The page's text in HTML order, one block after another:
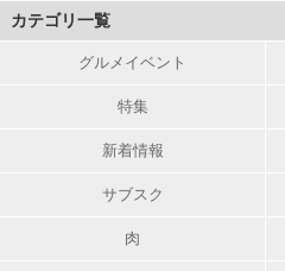
カテゴリ一覧
グルメイベント
特集
新着情報
サブスク
肉